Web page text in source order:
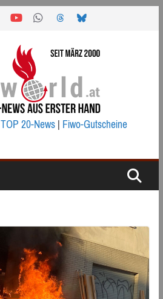
TOP 20-News|Fiwo-Gutscheine